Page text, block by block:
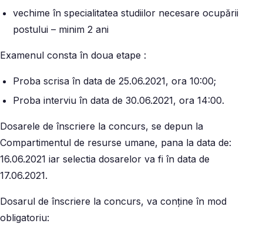
vechime în specialitatea studiilor necesare ocupării
postului – minim 2 ani
Examenul consta în doua etape :
Proba scrisa în data de 25.06.2021, ora 10:00;
Proba interviu în data de 30.06.2021, ora 14:00.
Dosarele de înscriere la concurs, se depun la
Compartimentul de resurse umane, pana la data de:
16.06.2021 iar selectia dosarelor va fi în data de
17.06.2021.
Dosarul de înscriere la concurs, va conține în mod
obligatoriu: